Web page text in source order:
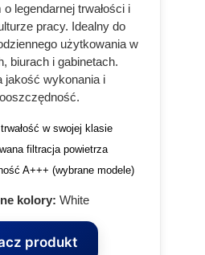
legendarnej trwałości i
pracy. Idealny do
użytkowania w
biurach i gabinetach.
jakość wykonania i
w swojej klasie
filtracja powietrza
A+++ (wybrane modele)
kolory: White
produkt